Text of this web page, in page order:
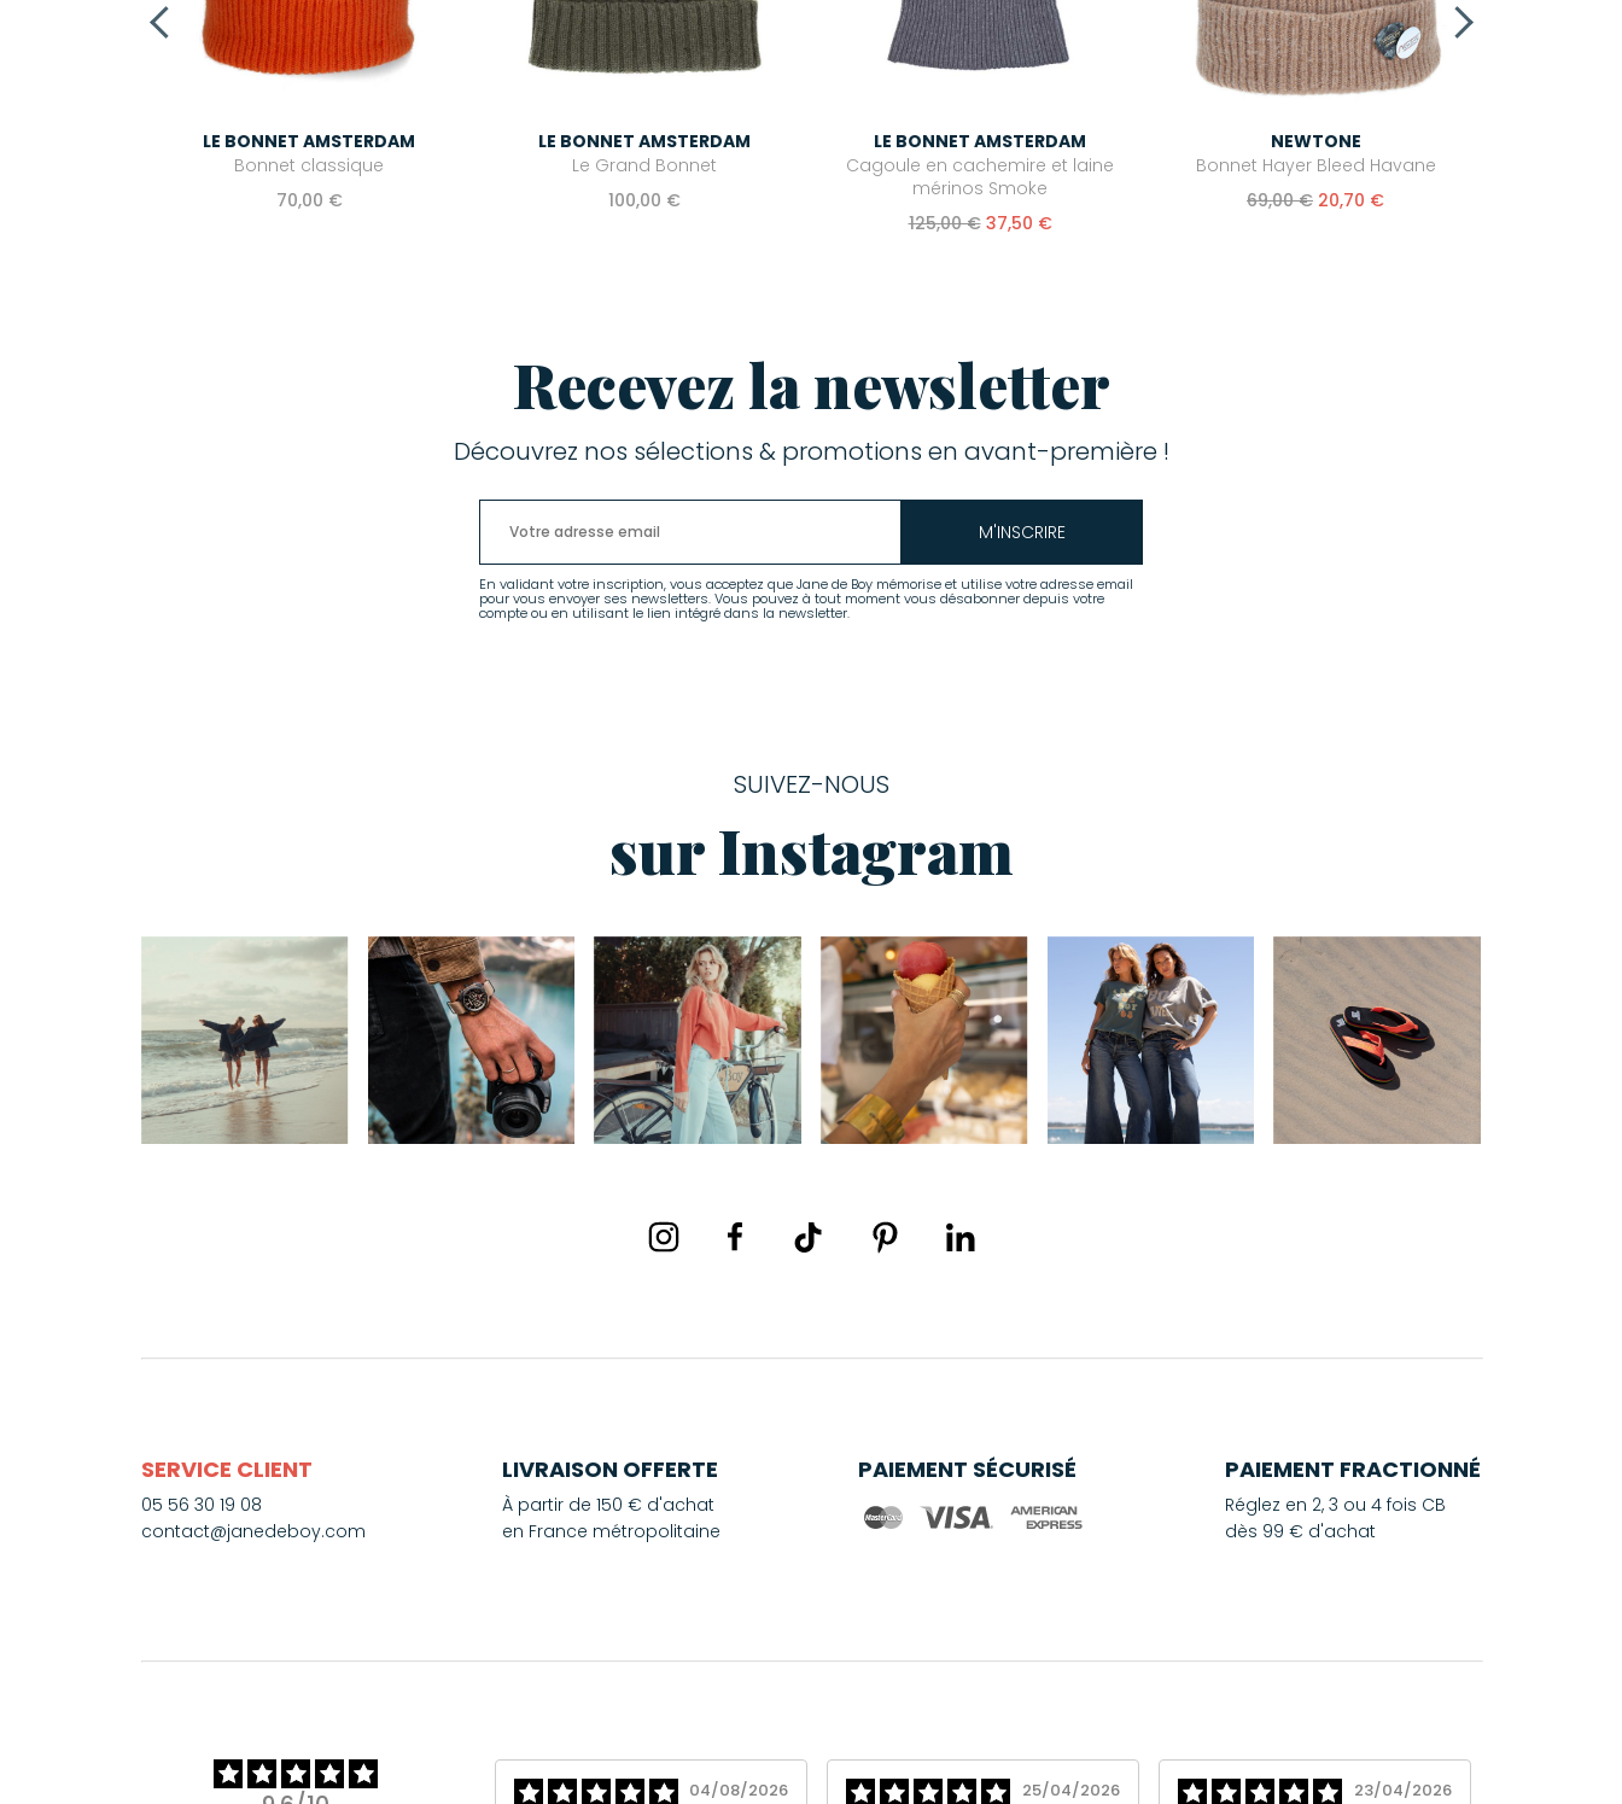
LE BONNET AMSTERDAM
Bonnet classique
70,00 €
LE BONNET AMSTERDAM
Le Grand Bonnet
100,00 €
LE BONNET AMSTERDAM
Cagoule en cachemire et laine
mérinos Smoke
125,00 € 37,50 €
NEWTONE
Bonnet Hayer Bleed Havane
69,00 € 20,70 €
Recevez la newsletter
Découvrez nos sélections & promotions en avant-première !
M'INSCRIRE
En validant votre inscription, vous acceptez que Jane de Boy mémorise et utilise votre adresse email
pour vous envoyer ses newsletters. Vous pouvez à tout moment vous désabonner depuis votre
compte ou en utilisant le lien intégré dans la newsletter.
SUIVEZ-NOUS
sur Instagram
SERVICE CLIENT
05 56 30 19 08
contact@janedeboy.com
LIVRAISON OFFERTE
À partir de 150 € d'achat
en France métropolitaine
PAIEMENT SÉCURISÉ PAIEMENT FRACTIONNÉ
Réglez en 2, 3 ou 4 fois CB
dès 99 € d'achat
04/08/2026 25/04/2026 23/04/2026